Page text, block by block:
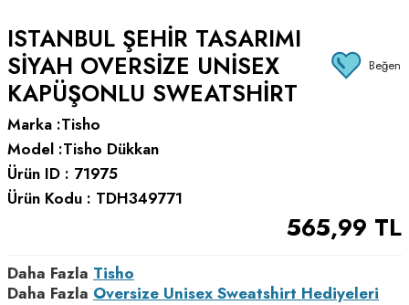
ISTANBUL ŞEHIR TASARIMI
SIYAH OVERSIZE UNISEX
KAPÜŞONLU SWEATSHIRT
Beğen
Marka :Tisho
Model :Tisho Dükkan
Ürün ID : 71975
Ürün Kodu : TDH349771
565,99 TL
Daha Fazla Tisho
Daha Fazla Oversize Unisex Sweatshirt Hediyeleri